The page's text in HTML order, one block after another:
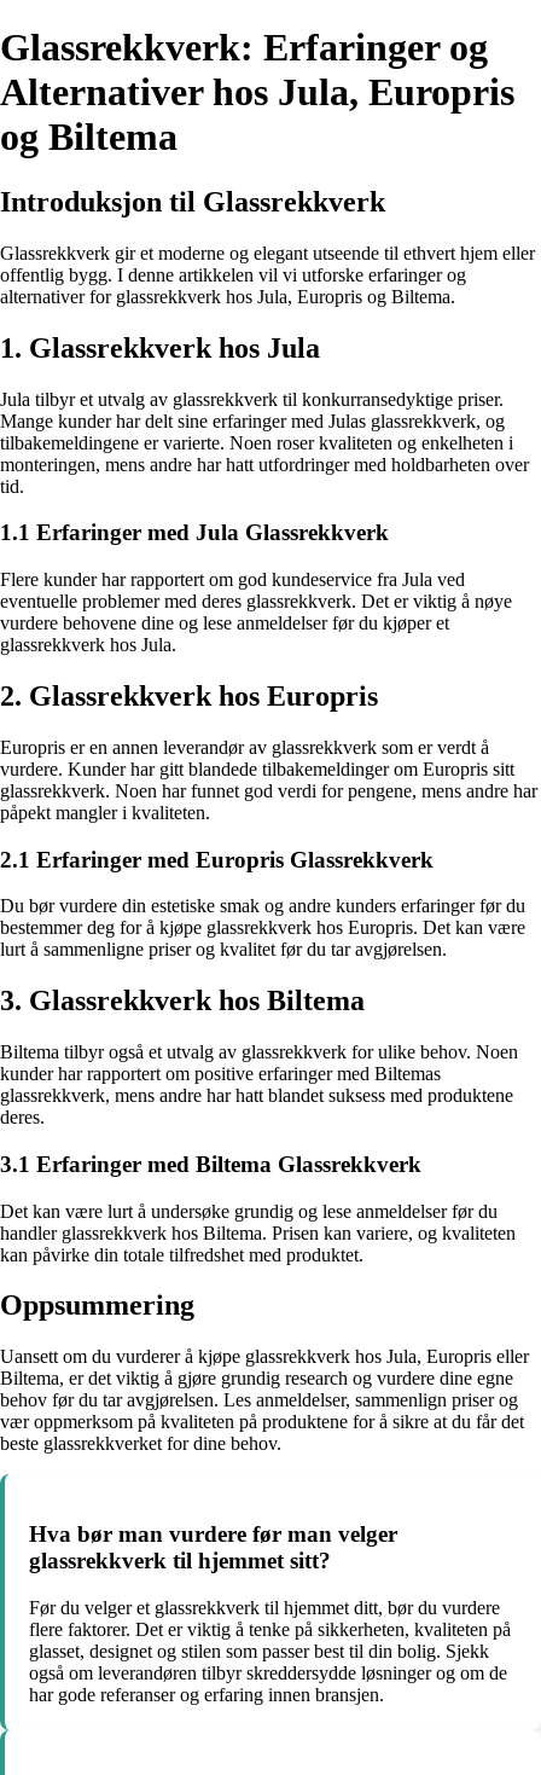
Glassrekkverk: Erfaringer og
Alternativer hos Jula, Europris
og Biltema
Introduksjon til Glassrekkverk
Glassrekkverk gir et moderne og elegant utseende til ethvert hjem eller
offentlig bygg. I denne artikkelen vil vi utforske erfaringer og
alternativer for glassrekkverk hos Jula, Europris og Biltema.
1. Glassrekkverk hos Jula
Jula tilbyr et utvalg av glassrekkverk til konkurransedyktige priser.
Mange kunder har delt sine erfaringer med Julas glassrekkverk, og
tilbakemeldingene er varierte. Noen roser kvaliteten og enkelheten i
monteringen, mens andre har hatt utfordringer med holdbarheten over
tid.
1.1 Erfaringer med Jula Glassrekkverk
Flere kunder har rapportert om god kundeservice fra Jula ved
eventuelle problemer med deres glassrekkverk. Det er viktig å nøye
vurdere behovene dine og lese anmeldelser før du kjøper et
glassrekkverk hos Jula.
2. Glassrekkverk hos Europris
Europris er en annen leverandør av glassrekkverk som er verdt å
vurdere. Kunder har gitt blandede tilbakemeldinger om Europris sitt
glassrekkverk. Noen har funnet god verdi for pengene, mens andre har
påpekt mangler i kvaliteten.
2.1 Erfaringer med Europris Glassrekkverk
Du bør vurdere din estetiske smak og andre kunders erfaringer før du
bestemmer deg for å kjøpe glassrekkverk hos Europris. Det kan være
lurt å sammenligne priser og kvalitet før du tar avgjørelsen.
3. Glassrekkverk hos Biltema
Biltema tilbyr også et utvalg av glassrekkverk for ulike behov. Noen
kunder har rapportert om positive erfaringer med Biltemas
glassrekkverk, mens andre har hatt blandet suksess med produktene
deres.
3.1 Erfaringer med Biltema Glassrekkverk
Det kan være lurt å undersøke grundig og lese anmeldelser før du
handler glassrekkverk hos Biltema. Prisen kan variere, og kvaliteten
kan påvirke din totale tilfredshet med produktet.
Oppsummering
Uansett om du vurderer å kjøpe glassrekkverk hos Jula, Europris eller
Biltema, er det viktig å gjøre grundig research og vurdere dine egne
behov før du tar avgjørelsen. Les anmeldelser, sammenlign priser og
vær oppmerksom på kvaliteten på produktene for å sikre at du får det
beste glassrekkverket for dine behov.
Hva bør man vurdere før man velger
glassrekkverk til hjemmet sitt?
Før du velger et glassrekkverk til hjemmet ditt, bør du vurdere
flere faktorer. Det er viktig å tenke på sikkerheten, kvaliteten på
glasset, designet og stilen som passer best til din bolig. Sjekk
også om leverandøren tilbyr skreddersydde løsninger og om de
har gode referanser og erfaring innen bransjen.